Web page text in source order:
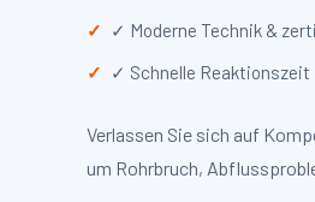
✓ Moderne Technik &
✓ Schnelle Reaktionszeit
Verlassen Sie sich auf
um Rohrbruch,